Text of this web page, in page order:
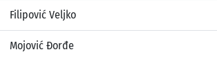
Filipović Veljko
Mojović Đorđe